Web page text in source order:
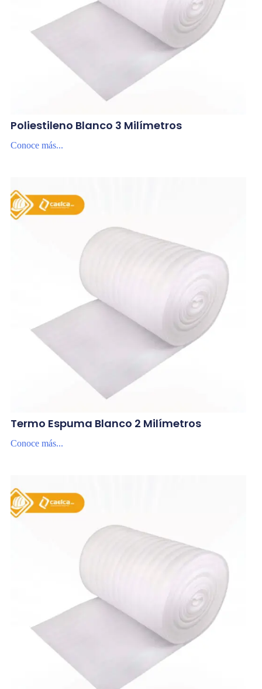
Poliestileno Blanco 3 Milímetros
Conoce más...
Termo Espuma Blanco 2 Milímetros
Conoce más...